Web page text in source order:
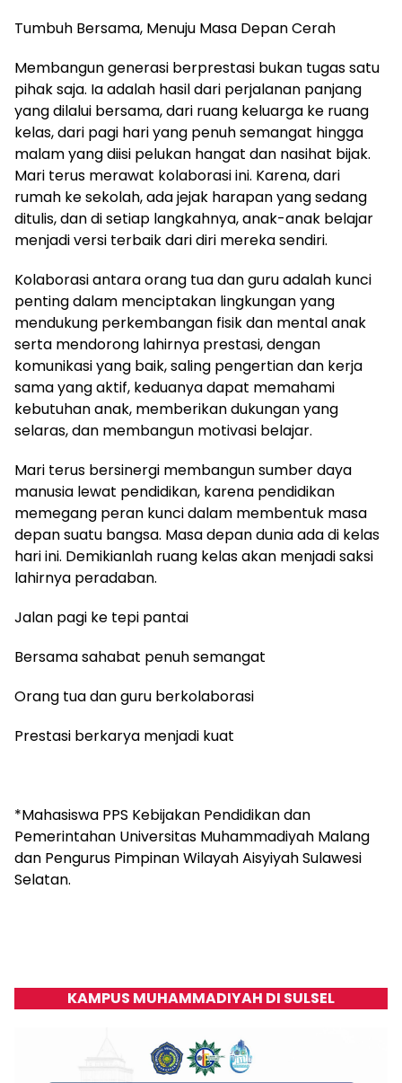
Tumbuh Bersama, Menuju Masa Depan Cerah
Membangun generasi berprestasi bukan tugas satu
pihak saja. Ia adalah hasil dari perjalanan panjang
yang dilalui bersama, dari ruang keluarga ke ruang
kelas, dari pagi hari yang penuh semangat hingga
malam yang diisi pelukan hangat dan nasihat bijak.
Mari terus merawat kolaborasi ini. Karena, dari
rumah ke sekolah, ada jejak harapan yang sedang
ditulis, dan di setiap langkahnya, anak-anak belajar
menjadi versi terbaik dari diri mereka sendiri.
Kolaborasi antara orang tua dan guru adalah kunci
penting dalam menciptakan lingkungan yang
mendukung perkembangan fisik dan mental anak
serta mendorong lahirnya prestasi, dengan
komunikasi yang baik, saling pengertian dan kerja
sama yang aktif, keduanya dapat memahami
kebutuhan anak, memberikan dukungan yang
selaras, dan membangun motivasi belajar.
Mari terus bersinergi membangun sumber daya
manusia lewat pendidikan, karena pendidikan
memegang peran kunci dalam membentuk masa
depan suatu bangsa. Masa depan dunia ada di kelas
hari ini. Demikianlah ruang kelas akan menjadi saksi
lahirnya peradaban.
Jalan pagi ke tepi pantai
Bersama sahabat penuh semangat
Orang tua dan guru berkolaborasi
Prestasi berkarya menjadi kuat
*Mahasiswa PPS Kebijakan Pendidikan dan
Pemerintahan Universitas Muhammadiyah Malang
dan Pengurus Pimpinan Wilayah Aisyiyah Sulawesi
Selatan.
KAMPUS MUHAMMADIYAH DI SULSEL